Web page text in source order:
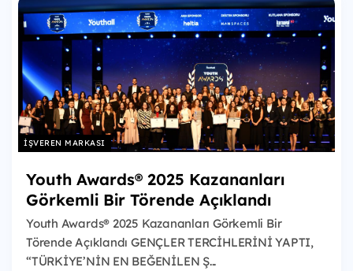
İŞVEREN MARKASI
Youth Awards® 2025 Kazananları
Görkemli Bir Törende Açıklandı
Youth Awards® 2025 Kazananları Görkemli Bir
Törende Açıklandı GENÇLER TERCİHLERİNİ YAPTI,
“TÜRKİYE’NİN EN BEĞENİLEN Ş...